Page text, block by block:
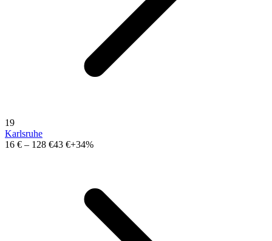
19
Karlsruhe
16 € – 128 €43 €+34%